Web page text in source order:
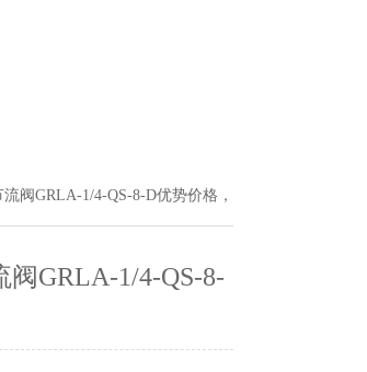
阀GRLA-1/4-QS-8-D优势价格，
阀GRLA-1/4-QS-8-